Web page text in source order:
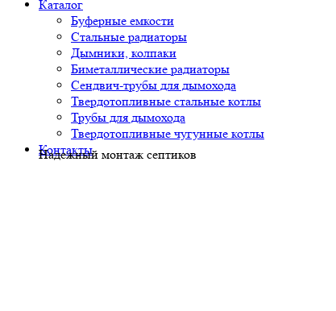
Каталог
Буферные емкости
Стальные радиаторы
Дымники, колпаки
Биметаллические радиаторы
Сендвич-трубы для дымохода
Твердотопливные стальные котлы
Трубы для дымохода
Твердотопливные чугунные котлы
Контакты
Надежный монтаж септиков